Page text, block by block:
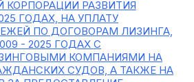
КОРПОРАЦИИ РАЗВИТИЯ
ГОДАХ, НА УПЛАТУ
ПО ДОГОВОРАМ ЛИЗИНГА,
- 2025 ГОДАХ С
КОМПАНИЯМИ НА
СУДОВ, А ТАКЖЕ НА